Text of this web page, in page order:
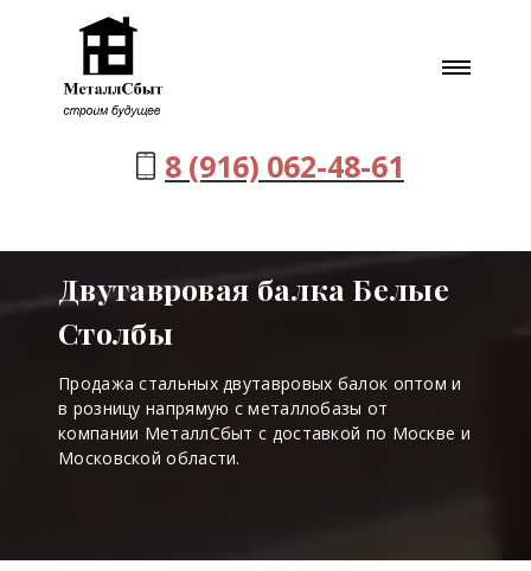
8 (916) 062-48-61
Двутавровая балка Белые
Столбы
Продажа стальных двутавровых балок оптом и
в розницу напрямую с металлобазы от
компании МеталлСбыт с доставкой по Москве и
Московской области.